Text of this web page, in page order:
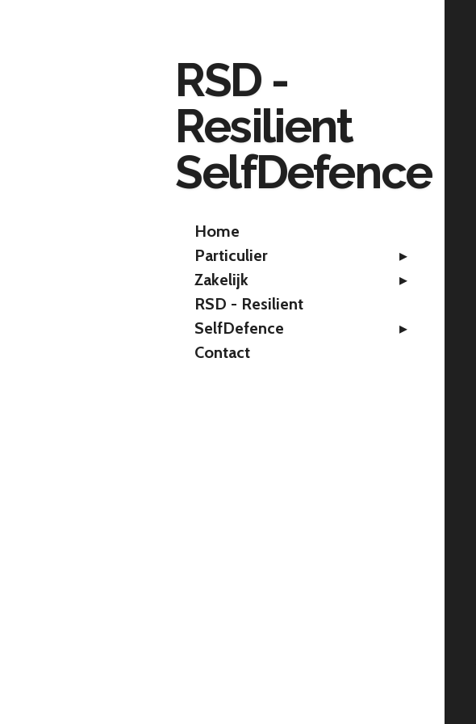
RSD -
Resilient
SelfDefence
Home
Particulier
Zakelijk
RSD - Resilient
SelfDefence
Contact